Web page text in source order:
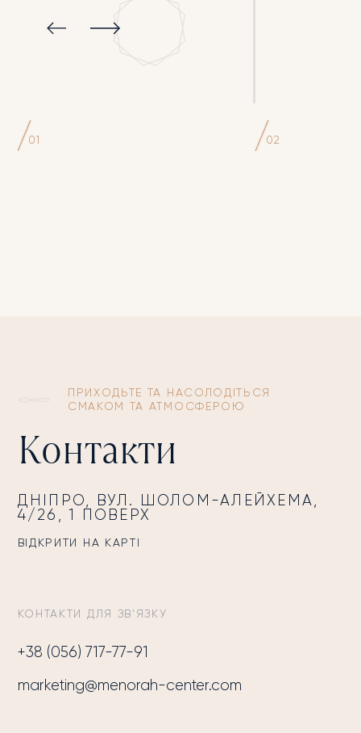
01 02
ПРИХОДЬТЕ ТА НАСОЛОДІТЬСЯ
СМАКОМ ТА АТМОСФЕРОЮ
Контакти
ДНІПРО, ВУЛ. ШОЛОМ-АЛЕЙХЕМА,
4/26, 1 ПОВЕРХ
ВІДКРИТИ НА КАРТІ
КОНТАКТИ ДЛЯ ЗВ'ЯЗКУ
+38 (056) 717-77-91
marketing@menorah-center.com